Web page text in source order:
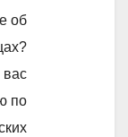
об
вас!
по